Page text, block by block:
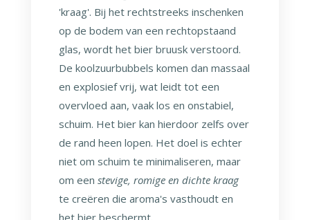
'kraag'. Bij het rechtstreeks inschenken
op de bodem van een rechtopstaand
glas, wordt het bier bruusk verstoord.
De koolzuurbubbels komen dan massaal
en explosief vrij, wat leidt tot een
overvloed aan, vaak los en onstabiel,
schuim. Het bier kan hierdoor zelfs over
de rand heen lopen. Het doel is echter
niet om schuim te minimaliseren, maar
om een stevige, romige en dichte kraag
te creëren die aroma's vasthoudt en
het bier beschermt.